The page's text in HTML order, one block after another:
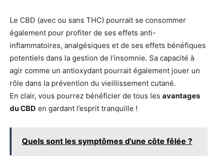
Le CBD (avec ou sans THC) pourrait se consommer
également pour profiter de ses effets anti-
inflammatoires, analgésiques et de ses effets bénéfiques
potentiels dans la gestion de l’insomnie. Sa capacité à
agir comme un antioxydant pourrait également jouer un
rôle dans la prévention du vieillissement cutané.
En clair, vous pourrez bénéficier de tous les avantages
du CBD en gardant l’esprit tranquille !
Quels sont les symptômes d'une côte fêlée ?